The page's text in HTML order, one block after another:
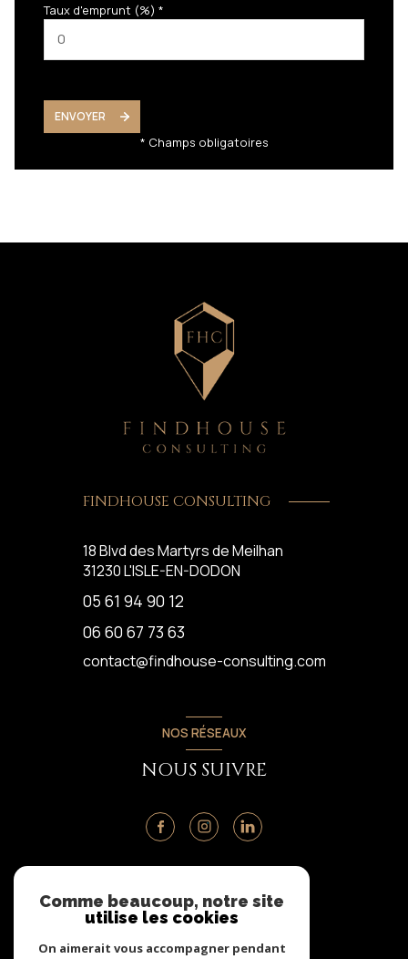
Taux d'emprunt (%) *
ENVOYER
* Champs obligatoires
FINDHOUSE CONSULTING
18 Blvd des Martyrs de Meilhan
31230L'ISLE-EN-DODON
05 61 94 90 12
06 60 67 73 63
contact@findhouse-consulting.com
NOS RÉSEAUX
NOUS SUIVRE
ADHÉRENTS
NOUS ADHÉRONS
Comme beaucoup, notre site
utilise les cookies
On aimerait vous accompagner pendant